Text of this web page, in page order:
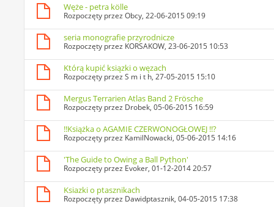
Węże - petra kölle
Rozpoczęty przezObcy, 22-06-2015 09:19
seria monografie przyrodnicze
Rozpoczęty przez KORSAKOW, 23-06-2015 10:53
Którą kupić ksiązki o węzach
Rozpoczęty przezS m i t h, 27-05-2015 15:10
Mergus Terrarien Atlas Band 2 Frösche
Rozpoczęty przez Drobek, 05-06-2015 16:59
!!Książka o AGAMIE CZERWONOGŁOWEJ !!?
Rozpoczęty przez KamilNowacki, 05-06-2015 14:16
'The Guide to Owing a Ball Python'
Rozpoczęty przez Evoker, 01-12-2014 20:57
Ksiazki o ptasznikach
Rozpoczęty przez Dawidptasznik, 04-05-2015 17:38